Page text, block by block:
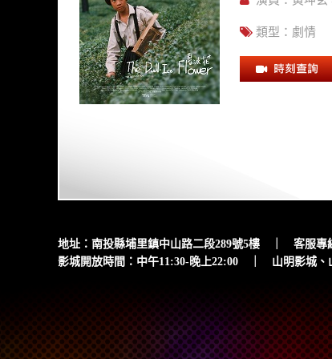
類型： 劇情
地址：南投縣埔里鎮中山路二段289號5樓 ｜ 客服專
影城開放時間：中午11:30-晚上22:00 ｜ 山明影城